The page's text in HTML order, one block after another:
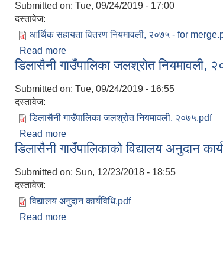
Submitted on: Tue, 09/24/2019 - 17:00
दस्तावेज:
आर्थिक सहायता वितरण नियमावली, २०७५ - for
Read more
डिलासैनी गाउँपालिका जलश्राेत नियमावली,
Submitted on: Tue, 09/24/2019 - 16:55
दस्तावेज:
डिलासैनी गाउँपालिका जलश्रोत नियमावली, २०७५.pdf
Read more
डिलासैनी गाउँपालिकाकाे विद्यालय अनुदान
Submitted on: Sun, 12/23/2018 - 18:55
दस्तावेज:
विद्यालय अनुदान कार्यविधि.pdf
Read more